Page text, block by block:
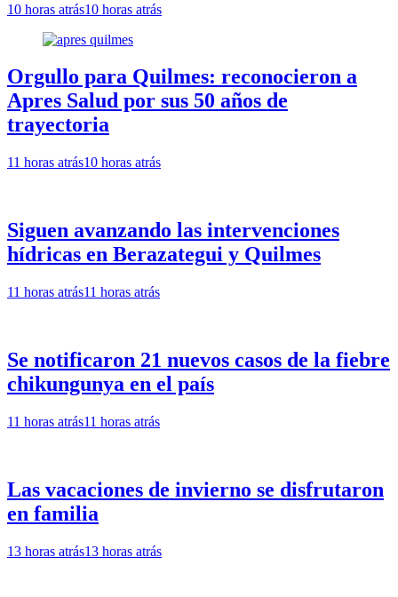
10 horas atrás10 horas atrás
Orgullo para Quilmes: reconocieron a
Apres Salud por sus 50 años de
trayectoria
11 horas atrás10 horas atrás
Siguen avanzando las intervenciones
hídricas en Berazategui y Quilmes
11 horas atrás11 horas atrás
Se notificaron 21 nuevos casos de la fiebre
chikungunya en el país
11 horas atrás11 horas atrás
Las vacaciones de invierno se disfrutaron
en familia
13 horas atrás13 horas atrás